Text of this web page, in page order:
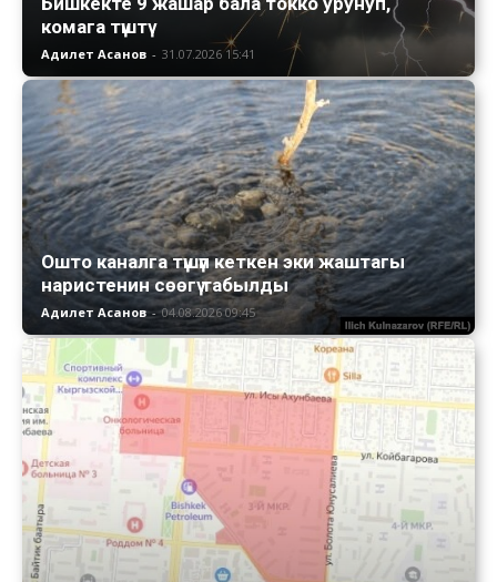
комага түштү
Адилет Асанов - 31.07.2026 15:41
Ошто каналга түшүп кеткен эки жаштагы
наристенин сөөгү табылды
Адилет Асанов - 04.08.2026 09:45